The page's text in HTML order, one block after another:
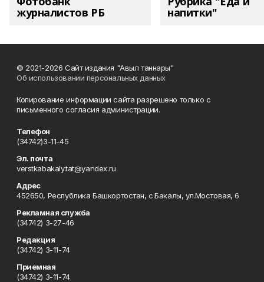
журналистов РБ напитки"
© 2021-2026 Сайт издания "Авыл таннары"
Об использовании персональных данных
Копирование информации сайта разрешено только с
письменного согласия администрации.
Телефон
(34742)3-11-45
Эл. почта
verstkabakaly.tat@yandex.ru
Адрес
452650, Республика Башкортостан, с.Бакалы, ул.Мостовая, 6
Рекламная служба
(34742) 3-27-46
Редакция
(34742) 3-11-74
Приемная
(34742) 3-11-74